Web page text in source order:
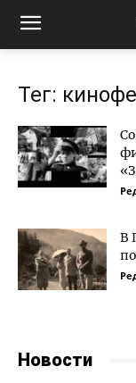
Тег:
В
Новости